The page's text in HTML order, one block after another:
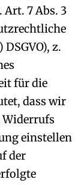
7 Abs. 3
z.
für die
dass wir
einstellen
der